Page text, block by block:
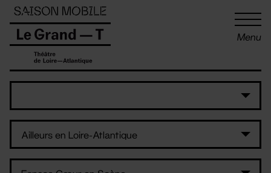
Menu
Panneau de gestion des cookies